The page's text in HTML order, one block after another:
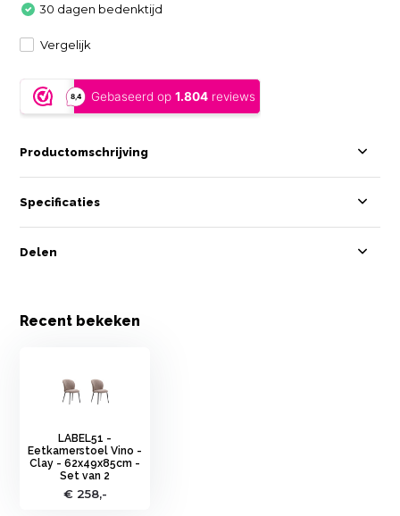
30 dagen bedenktijd
Vergelijk
Productomschrijving
Specificaties
Delen
Recent bekeken
LABEL51 -
Eetkamerstoel Vino -
Clay - 62x49x85cm -
Set van 2
€ 258,-